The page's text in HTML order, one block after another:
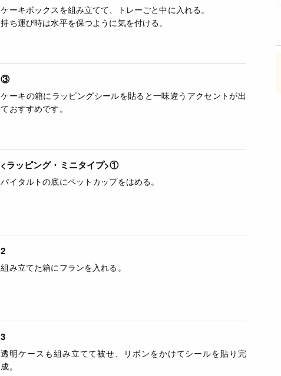
ケーキボックスを組み立てて、トレーごと中に入れる。
持ち運び時は水平を保つように気を付ける。
③
ケーキの箱にラッピングシールを貼ると一味違うアクセントが出
ておすすめです。
<ラッピング・ミニタイプ>①
パイタルトの底にペットカップをはめる。
2
組み立てた箱にフランを入れる。
3
透明ケースも組み立てて被せ、リボンをかけてシールを貼り完
成。